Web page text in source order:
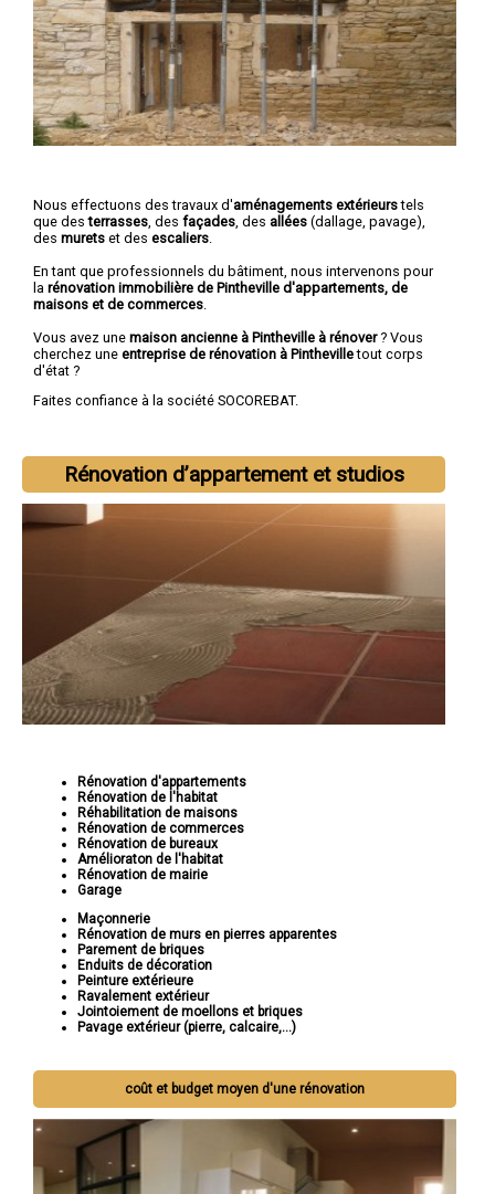
Nous effectuons des travaux d'aménagements extérieurstels
que desterrasses , des façades , des allées (dallage, pavage),
des murets et des escaliers
En tant que professionnels du bâtiment, nous intervenons pour
la rénovation immobilière de Pintheville d'appartements, de
maisons et de commerces
Vous avez une maison ancienne à Pintheville à rénover? Vous
cherchez une entreprise de rénovation à Pinthevilletout corps
d'état ?
Faites confiance à la société SOCOREBAT.
Rénovation d’appartement et studios
Rénovation d'appartements
Rénovation de l'habitat
Réhabilitation de maisons
Rénovation de commerces
Rénovation de bureaux
Amélioraton de l'habitat
Rénovation de mairie
Garage
Maçonnerie
Rénovation de murs en pierres apparentes
Parement de briques
Enduits de décoration
Peinture extérieure
Ravalement extérieur
Jointoiement de moellons et briques
Pavage extérieur (pierre, calcaire,...)
coût et budget moyen d'une rénovation